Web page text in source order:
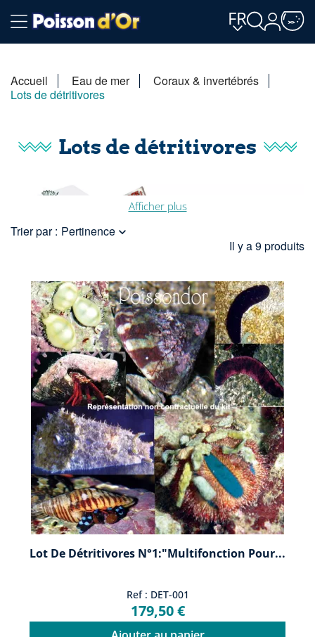
FR
Accueil Eau de mer
Coraux & invertébrés
Lots de détritivores
Lots de détritivores
Afficher plus
Trier par : Pertinence 
Il y a 9 produits
Lot De Détritivores N°1:"Multifonction Pour...
Ref : DET-001
179,50 €